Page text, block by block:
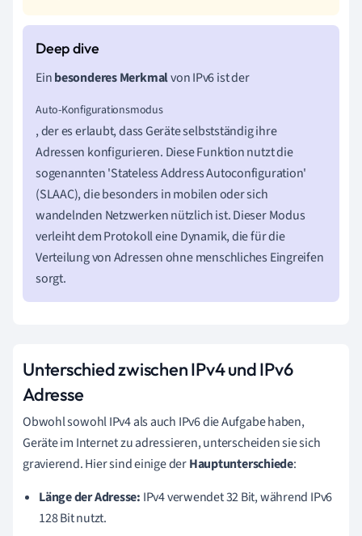
Einbesonderes Merkmalvon IPv6 ist der
Auto-Konfigurationsmodus
, der es erlaubt, dass Geräte selbstständig ihre
Adressen konfigurieren. Diese Funktion nutzt die
sogenannten 'Stateless Address Autoconfiguration'
(SLAAC), die besonders in mobilen oder sich
wandelnden Netzwerken nützlich ist. Dieser Modus
verleiht dem Protokoll eine Dynamik, die für die
Verteilung von Adressen ohne menschliches Eingreifen
sorgt.
Unterschied zwischen IPv4 und IPv6
Adresse
Obwohl sowohl IPv4 als auch IPv6 die Aufgabe haben,
Geräte im Internet zu adressieren, unterscheiden sie sich
gravierend. Hier sind einige derHauptunterschiede:
Länge der Adresse: IPv4 verwendet 32 Bit, während IPv6
128 Bit nutzt.